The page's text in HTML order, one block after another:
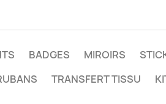
BADGES MIROIRS
TRANSFERT TISSU